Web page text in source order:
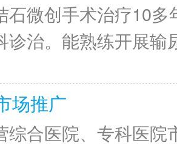
石微创手术治疗10
诊治。能熟练开展输
场推广
综合医院、专科医院